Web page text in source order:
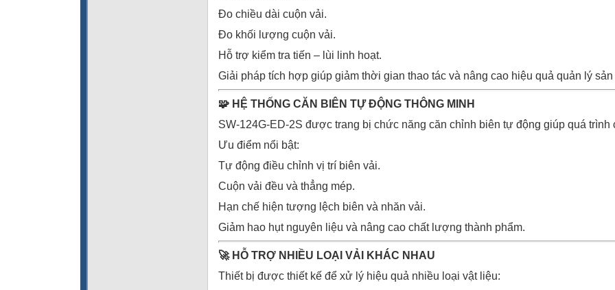
Đo chiều dài cuộn vải.
Đo khối lượng cuộn vải.
Hỗ trợ kiểm tra tiến – lùi linh hoạt.
Giải pháp tích hợp giúp giảm thời gian thao tác và nâng cao hiệu quả quản lý sản
🧩 HỆ THỐNG CĂN BIÊN TỰ ĐỘNG THÔNG MINH
SW-124G-ED-2S được trang bị chức năng căn chỉnh biên tự động giúp quá trình
Ưu điểm nổi bật:
Tự động điều chỉnh vị trí biên vải.
Cuộn vải đều và thẳng mép.
Hạn chế hiện tượng lệch biên và nhăn vải.
Giảm hao hụt nguyên liệu và nâng cao chất lượng thành phẩm.
🚀HỖ TRỢ NHIỀU LOẠI VẢI KHÁC NHAU
Thiết bị được thiết kế để xử lý hiệu quả nhiều loại vật liệu: